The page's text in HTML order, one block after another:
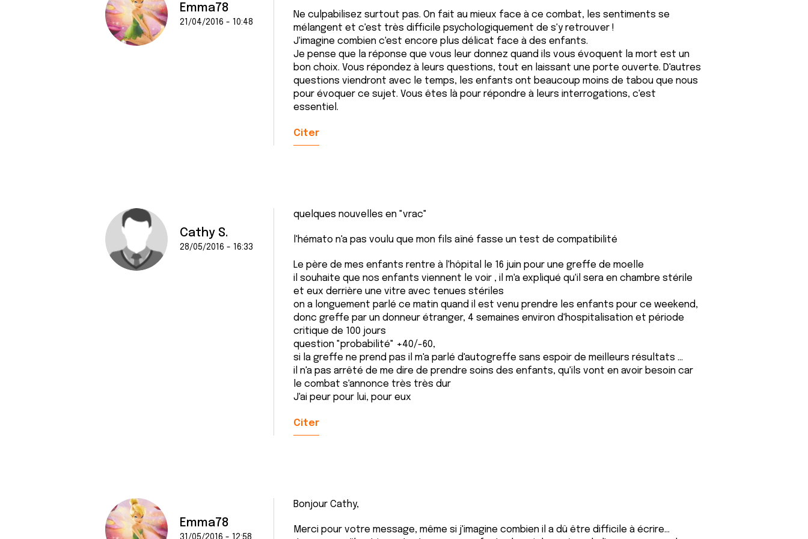
n
t
e
Emma78
21/04/2016 - 10:48
Ne culpabilisez surtout pas. On fait au mieux face à ce combat, les sentiments se
mélangent et c'est très difficile psychologiquement de s'y retrouver !
J'imagine combien c'est encore plus délicat face à des enfants.
Je pense que la réponse que vous leur donnez quand ils vous évoquent la mort est un
bon choix. Vous répondez à leurs questions, tout en laissant une porte ouverte. D'autres
questions viendront avec le temps, les enfants ont beaucoup moins de tabou que nous
pour évoquer ce sujet. Vous êtes là pour répondre à leurs interrogations, c'est
essentiel.
Citer
Cathy S.
28/05/2016 - 16:33
quelques nouvelles en "vrac"
l'hémato n'a pas voulu que mon fils aîné fasse un test de compatibilité
Le père de mes enfants rentre à l'hôpital le 16 juin pour une greffe de moelle
il souhaite que nos enfants viennent le voir , il m'a expliqué qu'il sera en chambre stérile
et eux derrière une vitre avec tenues stériles
on a longuement parlé ce matin quand il est venu prendre les enfants pour ce weekend,
donc greffe par un donneur étranger, 4 semaines environ d'hospitalisation et période
critique de 100 jours
question "probabilité" +40/-60,
si la greffe ne prend pas il m'a parlé d'autogreffe sans espoir de meilleurs résultats ...
il n'a pas arrêté de me dire de prendre soins des enfants, qu'ils vont en avoir besoin car
le combat s'annonce très très dur
J'ai peur pour lui, pour eux
Citer
Emma78
31/05/2016 - 12:58
Bonjour Cathy,
Merci pour votre message, même si j'imagine combien il a dû être difficile à écrire...